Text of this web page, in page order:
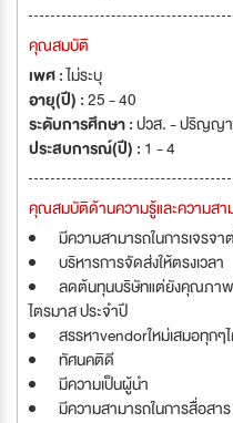
คุณสมบัติ
เพศ :ไม่ระบุ
อายุ(ปี) :25 - 40
ระดับการศึกษา :ปวส. - ปริญญ
ประสบการณ์(ปี) : 1 - 4
คุณสมบัติด้านความรู้และความสา
มีความสามารถในการเจรจา
บริหารการจัดส่งให้ตรงเวลา
ลดต้นทุนบริษัทแต่ยังคุณภาพ
ไตรมาส ประจำปี
สรรหาvendorใหม่เสมอทุกๆ
ทัศนคติดี
มีความเป็นผู้นำ
มีความสามารถในการสื่อส